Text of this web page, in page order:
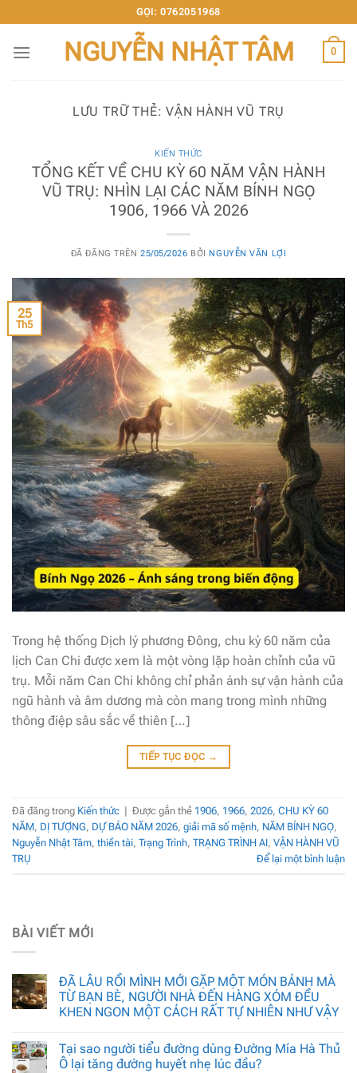
đến
nội
GỌI: 0762051968
NGUYỄN NHẬT TÂM 0
LƯU TRỮ THẺ:VẬN HÀNH VŨ TRỤ
KIẾN THỨC
TỔNG KẾT VỀ CHU KỲ 60 NĂM VẬN HÀNH
VŨ TRỤ: NHÌN LẠI CÁC NĂM BÍNH NGỌ
1906, 1966 VÀ 2026
ĐÃ ĐĂNG TRÊN 25/05/2026 BỞI NGUYỄN VĂN LỢI
25
Th5
Trong hệ thống Dịch lý phương Đông, chu kỳ 60 năm của
lịch Can Chi được xem là một vòng lặp hoàn chỉnh của vũ
trụ. Mỗi năm Can Chi không chỉ phản ánh sự vận hành của
ngũ hành và âm dương mà còn mang trong mình những
thông điệp sâu sắc về thiên […]
TIẾP TỤC ĐỌC →
Đã đăng trong Kiến thức Được gắn thẻ 1906, 1966, 2026, CHU KỲ 60
NĂM, DỊ TƯỢNG, DỰ BÁO NĂM 2026, giải mã số mệnh, NĂM BÍNH NGỌ,
Nguyễn Nhật Tâm, thiền tài, Trạng Trình, TRẠNG TRÌNH AI, VẬN HÀNH VŨ
TRỤ
Để lại một bình luận
BÀI VIẾT MỚI
ĐÃ LÂU RỒI MÌNH MỚI GẶP MỘT MÓN BÁNH MÀ
TỪ BẠN BÈ, NGƯỜI NHÀ ĐẾN HÀNG XÓM ĐỀU
KHEN NGON MỘT CÁCH RẤT TỰ NHIÊN NHƯ VẬY
Tại sao người tiểu đường dùng Đường Mía Hà Thủ
Ô lại tăng đường huyết nhẹ lúc đầu?